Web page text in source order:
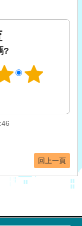
?
回上一頁